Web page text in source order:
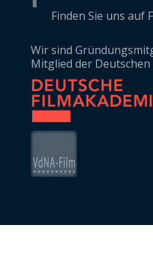
Finden Sie uns auf
Wir sind
Mitglied der Deutschen